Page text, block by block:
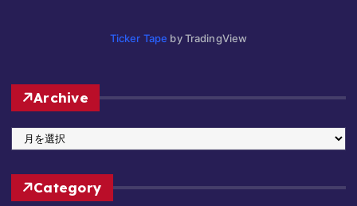
Ticker Tape by TradingView
Archive
r
c
Category